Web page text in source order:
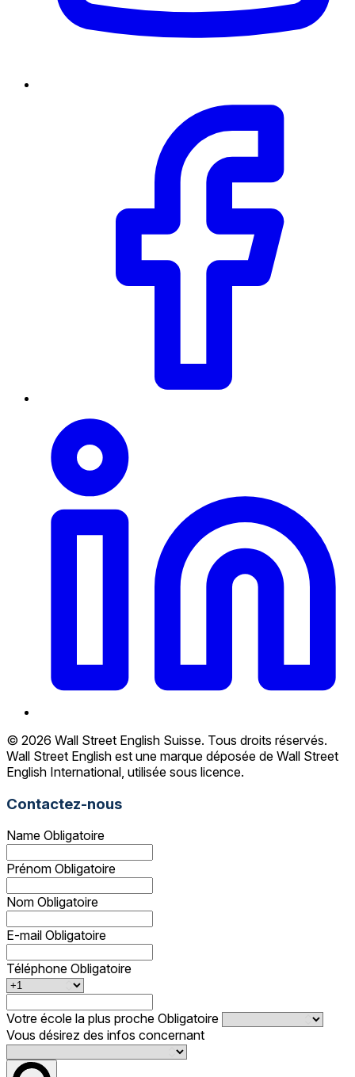
© 2026 Wall Street English Suisse. Tous droits réservés.
Wall Street English est une marque déposée de Wall Street
English International, utilisée sous licence.
Contactez-nous
Name Obligatoire
Prénom Obligatoire
Nom Obligatoire
E-mail Obligatoire
Téléphone Obligatoire
Votre école la plus proche Obligatoire
Vous désirez des infos concernant